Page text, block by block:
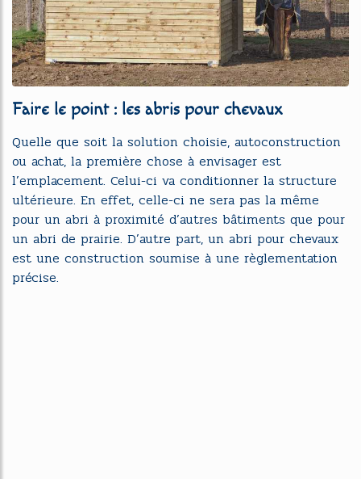
Faire le point : les abris pour chevaux
Quelle que soit la solution choisie, autoconstruction
ou achat, la première chose à envisager est
l’emplacement. Celui-ci va conditionner la structure
ultérieure. En effet, celle-ci ne sera pas la même
pour un abri à proximité d’autres bâtiments que pour
un abri de prairie. D’autre part, un abri pour chevaux
est une construction soumise à une règlementation
précise.